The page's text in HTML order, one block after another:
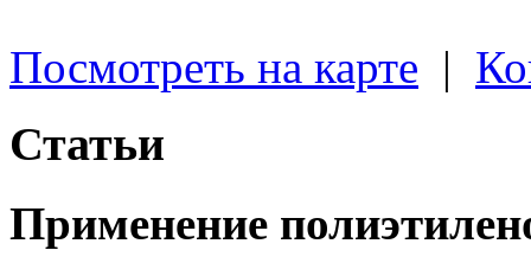
Посмотреть на карте |
Статьи
Применение